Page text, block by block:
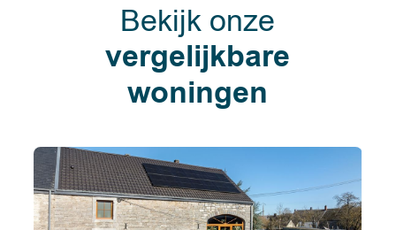
Bekijk onze
vergelijkbare
woningen